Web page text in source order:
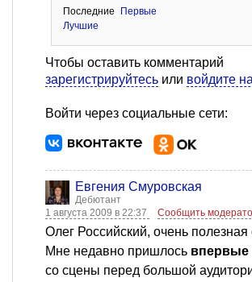
Последние
Первые
Лучшие
Чтобы оставить комментарий
зарегистрируйтесь или войдите
Войти через социальные сети:
Евгения Смуровская
Дебютант
1 августа 2009 в 22:37
Сообщить
Олег Российский, очень полезная
Мне недавно пришлось впервые
со сцены перед большой